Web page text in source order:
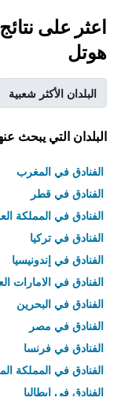
اعثر على
هوتل
البلدان الأكثر شعبية
البلدان التي يبحث
الفنادق في المغرب
الفنادق في قطر
الفنادق في المملكة
الفنادق في تركيا
الفنادق في إندونيسيا
الفنادق في الامارات
الفنادق في البحرين
الفنادق في مصر
الفنادق في فرنسا
الفنادق في المملكة
الفنادق في إيطاليا